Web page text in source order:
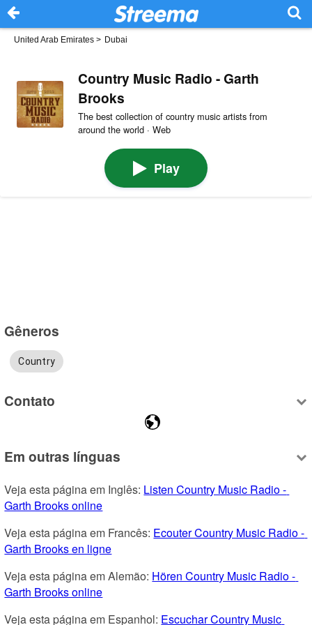
United Arab Emirates > Dubai
Country Music Radio - Garth
Brooks
The best collection of country music artists from
around the world · Web
Play
Gêneros
Country
Contato
Em outras línguas
Veja esta página em Inglês: Listen Country Music Radio -
Garth Brooks online
Veja esta página em Francês: Ecouter Country Music Radio -
Garth Brooks en ligne
Veja esta página em Alemão: Hören Country Music Radio -
Garth Brooks online
Veja esta página em Espanhol: Escuchar Country Music